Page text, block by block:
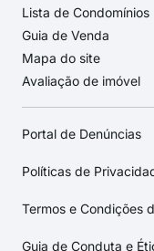
Lista de Condomínios
Guia de Venda
Mapa do site
Avaliação de imóvel
Portal de Denúncias
Políticas de
Termos e Condições
Guia de Conduta e